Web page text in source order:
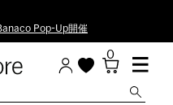
Pop-Up開催
0